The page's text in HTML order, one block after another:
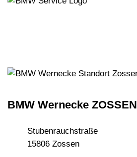
BMW Wernecke ZOSSEN
Stubenrauchstraße
15806 Zossen